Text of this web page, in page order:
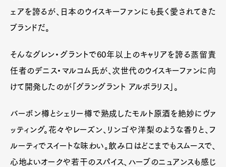
ェアを誇るが、日本のウイスキーファンにも長く愛されてきた
ブランドだ。
そんなグレン・グラントで60年以上のキャリアを誇る蒸留責
任者のデニス・マルコム氏が、次世代のウイスキーファンに向
けて開発したのが「グラングラント アルボラリス」。
バーボン樽とシェリー樽で熟成したモルト原酒を絶妙にヴァ
ッティング。花々やレーズン、リンゴや洋梨のような香りと、フ
ルーティでスイートな味わい。飲み口はどこまでもスムースで、
心地よいオークや若干のスパイス、ハーブのニュアンスも感じ